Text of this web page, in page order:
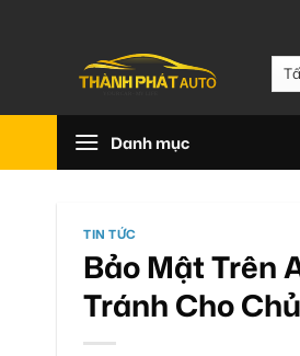
Danh mục
TIN TỨC
Bảo Mật Trên
Tránh Cho